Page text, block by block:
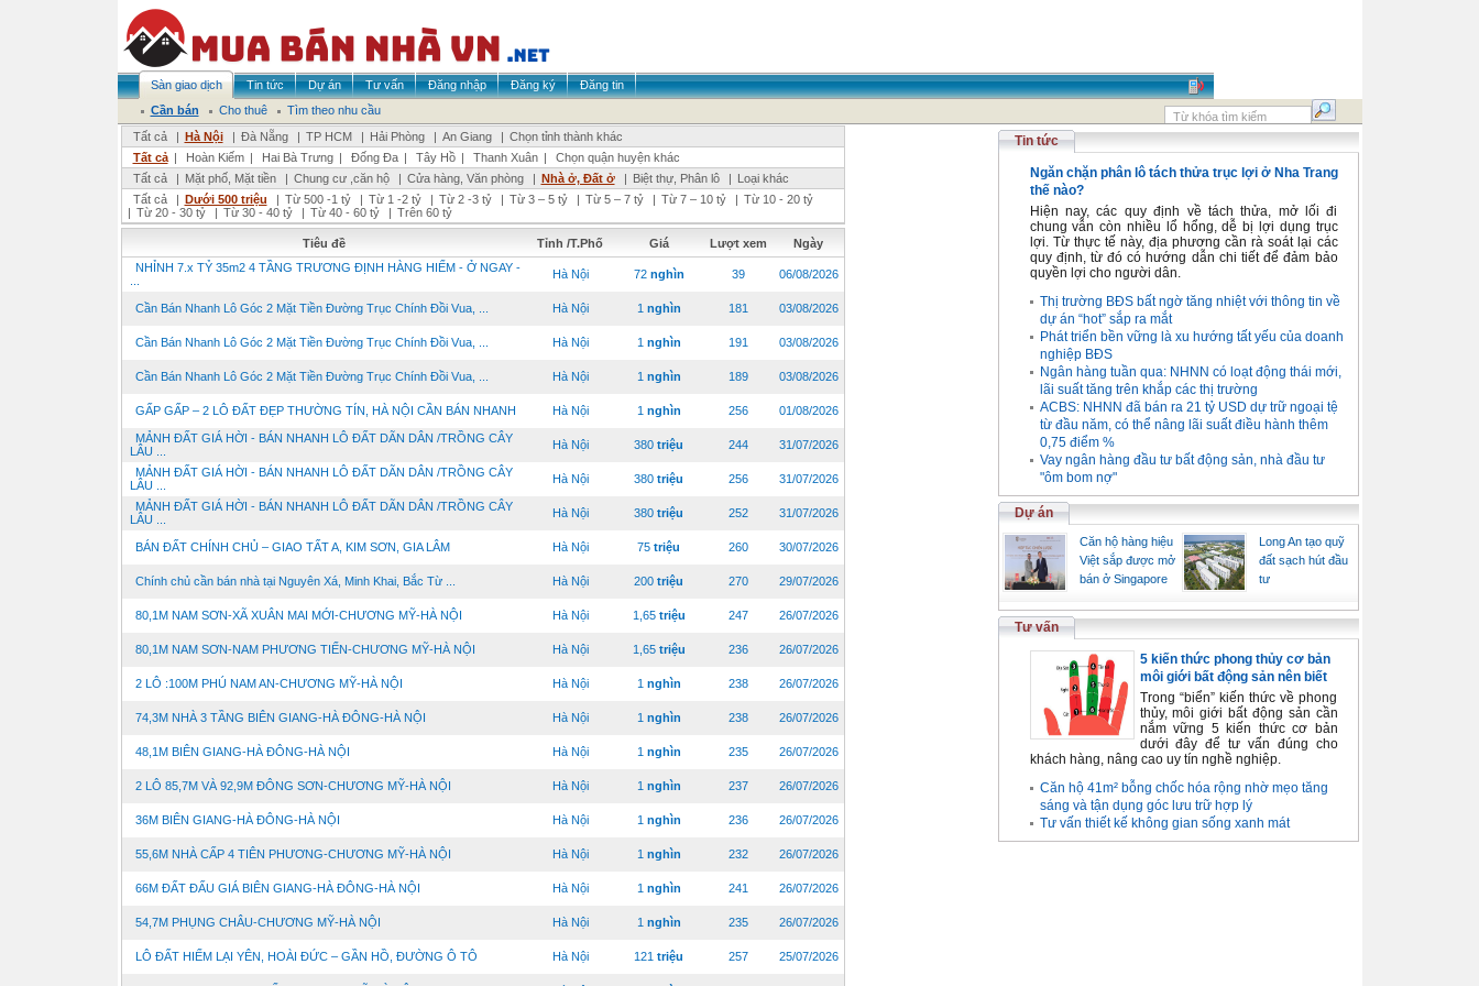
Sàn giao dịch Tin tức Dự án Tư vấn Đăng nhập Đăng ký
Đăng tin
Cần bán
Cho thuê
Tìm theo nhu cầu
Tất cả
| Hà Nội | Đà Nẵng | TP HCM | Hải Phòng | An Giang | Chọn tỉnh thành khác
Tất cả | Hoàn Kiếm | Hai Bà Trưng | Đống Đa | Tây Hồ | Thanh Xuân |
Chọn quận huyện khác
Tất cả
| Mặt phố, Mặt tiền | Chung cư ,căn hộ | Cửa hàng, Văn phòng | Nhà ở, Đất ở | Biệt thự, Phân lô | Loại khác
Tất cả
| Dưới 500 triệu | Từ 500 -1 tỷ | Từ 1 -2 tỷ | Từ 2 -3 tỷ | Từ 3 – 5 tỷ | Từ 5 – 7 tỷ | Từ 7 – 10 tỷ | Từ 10 - 20 tỷ
| Từ 20 - 30 tỷ | Từ 30 - 40 tỷ | Từ 40 - 60 tỷ | Trên 60 tỷ
Tiêu đề Tỉnh /T.Phố Giá Lượt xem
Ngày
NHỈNH 7.x TỶ 35m2 4 TẦNG TRƯƠNG ĐỊNH HÀNG HIẾM - Ở NGAY -
Hà Nội 72 nghìn 39 06/08/2026
Cần Bán Nhanh Lô Góc 2 Mặt Tiền Đường Trục Chính Đồi Vua, ... Hà Nội 1 nghìn 181 03/08/2026
Cần Bán Nhanh Lô Góc 2 Mặt Tiền Đường Trục Chính Đồi Vua, ... Hà Nội 1 nghìn 191 03/08/2026
Cần Bán Nhanh Lô Góc 2 Mặt Tiền Đường Trục Chính Đồi Vua, ... Hà Nội 1 nghìn 189 03/08/2026
GẤP GẤP – 2 LÔ ĐẤT ĐẸP THƯỜNG TÍN, HÀ NỘI CẦN BÁN NHANH Hà Nội 1 nghìn 256 01/08/2026
MẢNH ĐẤT GIÁ HỜI - BÁN NHANH LÔ ĐẤT DÃN DÂN /TRỒNG CÂY
LÂU ...
Hà Nội 380 triệu 244 31/07/2026
MẢNH ĐẤT GIÁ HỜI - BÁN NHANH LÔ ĐẤT DÃN DÂN /TRỒNG CÂY
LÂU ...
Hà Nội 380 triệu 256 31/07/2026
MẢNH ĐẤT GIÁ HỜI - BÁN NHANH LÔ ĐẤT DÃN DÂN /TRỒNG CÂY
LÂU ...
Hà Nội 380 triệu 252 31/07/2026
BÁN ĐẤT CHÍNH CHỦ – GIAO TẤT A, KIM SƠN, GIA LÂM Hà Nội 75 triệu 260 30/07/2026
Chính chủ cần bán nhà tại Nguyên Xá, Minh Khai, Bắc Từ ... Hà Nội 200 triệu 270 29/07/2026
80,1M NAM SƠN-XÃ XUÂN MAI MỚI-CHƯƠNG MỸ-HÀ NỘI Hà Nội 1,65 triệu 247 26/07/2026
80,1M NAM SƠN-NAM PHƯƠNG TIẾN-CHƯƠNG MỸ-HÀ NỘI Hà Nội 1,65 triệu 236 26/07/2026
2 LÔ :100M PHÚ NAM AN-CHƯƠNG MỸ-HÀ NỘI Hà Nội 1 nghìn 238 26/07/2026
74,3M NHÀ 3 TẦNG BIÊN GIANG-HÀ ĐÔNG-HÀ NỘI Hà Nội 1 nghìn 238 26/07/2026
48,1M BIÊN GIANG-HÀ ĐÔNG-HÀ NỘI Hà Nội 1 nghìn 235 26/07/2026
2 LÔ 85,7M VÀ 92,9M ĐÔNG SƠN-CHƯƠNG MỸ-HÀ NỘI Hà Nội 1 nghìn 237 26/07/2026
36M BIÊN GIANG-HÀ ĐÔNG-HÀ NỘI Hà Nội 1 nghìn 236 26/07/2026
55,6M NHÀ CẤP 4 TIÊN PHƯƠNG-CHƯƠNG MỸ-HÀ NỘI Hà Nội 1 nghìn 232 26/07/2026
66M ĐẤT ĐẤU GIÁ BIÊN GIANG-HÀ ĐÔNG-HÀ NỘI Hà Nội 1 nghìn 241 26/07/2026
54,7M PHỤNG CHÂU-CHƯƠNG MỸ-HÀ NỘI Hà Nội 1 nghìn 235 26/07/2026
LÔ ĐẤT HIẾM LẠI YÊN, HOÀI ĐỨC – GẦN HỒ, ĐƯỜNG Ô TÔ Hà Nội 121 triệu 257 25/07/2026
Tin tức
Ngăn chặn phân lô tách thửa trục lợi ở Nha Trang
thế nào?
Hiện nay, các quy định về tách thửa, mở lối đi
chung vẫn còn nhiều lổ hổng, dễ bị lợi dụng trục
lợi. Từ thực tế này, địa phương cần rà soát lại các
quy định, từ đó có hướng dẫn chi tiết để đảm bảo
quyền lợi cho người dân.
Thị trường BĐS bất ngờ tăng nhiệt với thông tin về
dự án “hot” sắp ra mắt
Phát triển bền vững là xu hướng tất yếu của doanh
nghiệp BĐS
Ngân hàng tuần qua: NHNN có loạt động thái mới,
lãi suất tăng trên khắp các thị trường
ACBS: NHNN đã bán ra 21 tỷ USD dự trữ ngoại tệ
từ đầu năm, có thể nâng lãi suất điều hành thêm
0,75 điểm %
Vay ngân hàng đầu tư bất động sản, nhà đầu tư
"ôm bom nợ"
Dự án
Căn hộ hàng hiệu
Việt sắp được mở
bán ở Singapore
Long An tạo quỹ
đất sạch hút đầu
tư
Tư vấn
5 kiến thức phong thủy cơ bản
môi giới bất động sản nên biết
Trong “biển” kiến thức về phong
thủy, môi giới bất động sản cần
nắm vững 5 kiến thức cơ bản
dưới đây để tư vấn đúng cho
khách hàng, nâng cao uy tín nghề nghiệp.
Căn hộ 41m² bỗng chốc hóa rộng nhờ mẹo tăng
sáng và tận dụng góc lưu trữ hợp lý
Tư vấn thiết kế không gian sống xanh mát